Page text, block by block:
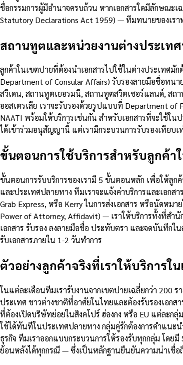
ชื่อกรรมการผู้มีอำนาจครบถ้วน หากเอกสารใดมีลักษณะ
Statutory Declarations Act 1959) — ทีมทนายของเ
สถานทูตและหน่วยงานต่างประเท
ลูกค้าในเขตปายที่ต้องนำเอกสารไปใช้ในต่างประเทศมั
Department of Consular Affairs) รับรองลายมือชื่อท
สวีเดน, สถานทูตเยอรมนี, สถานทูตสวิตเซอร์แลนด์, สถ
ออสเตรเลีย เราจะรับรองด้วยรูปแบบที่ Department
NAATI พร้อมให้บริการเช่นกัน สำหรับเอกสารที่จะใช้ใ
ได้เข้าร่วมอนุสัญญานี้ แต่เรามีกระบวนการรับรองเทียบ
ขั้นตอนการใช้บริการสำหรับลูกค้า
ขั้นตอนการรับบริการของเรามี 5 ขั้นตอนหลัก เพื่อให้ลูก
และประเทศปลายทาง ทีมเราจะแจ้งค่าบริการและเอก
Grab Express, หรือ Kerry ในการส่งเอกสาร หรือนัดห
Power of Attorney, Affidavit) — เราให้บริการทั้งที่สำ
เอกสาร รับรอง ลงลายมือชื่อ ประทับตรา และจดบันทึก
รับเอกสารภายใน 1-2 วันทำการ
ตัวอย่างลูกค้าจริงที่เราให้บริการใ
ในแต่ละเดือนทีมเรารับงานจากเขตปายเฉลี่ยกว่า 200
ประเทศ ชาวต่างชาติที่อาศัยในไทยและต้องรับรองเอก
ที่ต้องเปิดบริษัทย่อยในสิงคโปร์ ฮ่องกง หรือ EU แต่ละก
ใช้ได้ทันทีในประเทศปลายทาง กลุ่มคู่รักต้องการคำแนะ
ธุรกิจ ทีมเราออกแบบกระบวนการให้รองรับทุกกลุ่ม โด
ย้อนหลังได้ทุกกรณี — ซึ่งเป็นหลักฐานยืนยันความน่าเชื่อ